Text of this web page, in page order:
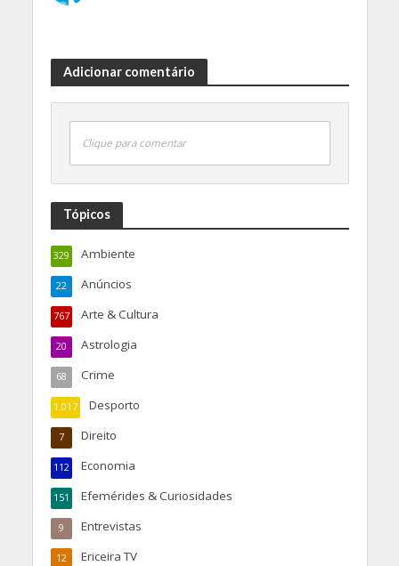
Adicionar comentário
Clique para comentar
Tópicos
Ambiente
329
Anúncios
22
Arte & Cultura
767
Astrologia
20
Crime
68
Desporto
1.017
Direito
7
Economia
112
Efemérides & Curiosidades
151
Entrevistas
9
Ericeira TV
12